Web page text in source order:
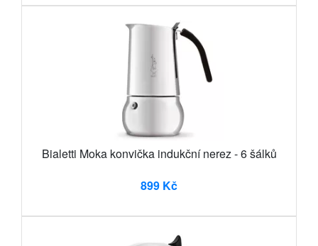
Bialetti Moka konvička indukční nerez - 6 šálků
899 Kč